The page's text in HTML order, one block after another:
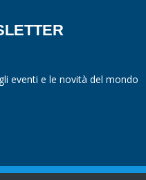
eventi e le novità del mondo